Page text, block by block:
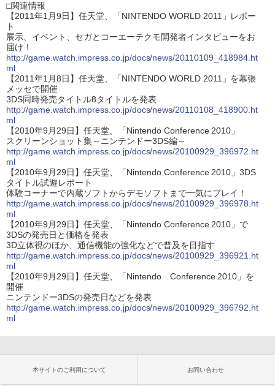
□関連情報
【2011年1月9日】任天堂、「NINTENDO WORLD 2011」レポー
ト
展示、イベント、セガとコーエーテクモ開発者インタビューをお
届け！
http://game.watch.impress.co.jp/docs/news/20110109_418984.ht
ml
【2011年1月8日】任天堂、「NINTENDO WORLD 2011」を幕張
メッセで開催
3DS同時発売タイトル8タイトルを発表
http://game.watch.impress.co.jp/docs/news/20110108_418900.ht
ml
【2010年9月29日】任天堂、「Nintendo Conference 2010」
スクリーンショット集～ニンテンドー3DS編～
http://game.watch.impress.co.jp/docs/news/20100929_396972.ht
ml
【2010年9月29日】任天堂、「Nintendo Conference 2010」3DS
タイトル試遊レポート
体験コーナーで内蔵ソフトからデモソフトまで一気にプレイ！
http://game.watch.impress.co.jp/docs/news/20100929_396978.ht
ml
【2010年9月29日】任天堂、「Nintendo Conference 2010」で
3DSの発売日と価格を発表
3D立体視のほか、通信機能の強化などで普及を目指す
http://game.watch.impress.co.jp/docs/news/20100929_396921.ht
ml
【2010年9月29日】任天堂、「Nintendo Conference 2010」を
開催
ニンテンドー3DSの発売日などを発表
http://game.watch.impress.co.jp/docs/news/20100929_396792.ht
ml
本サイトのご利用について お問い合わせ